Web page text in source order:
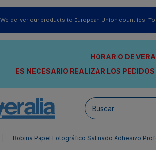
We deliver our products to European Union countries.
HORARIO DE
ES NECESARIO REALIZAR LOS
Bobina Papel Fotográfico Satinado Adhesivo